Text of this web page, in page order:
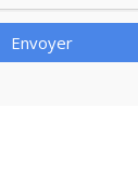
Envoyer